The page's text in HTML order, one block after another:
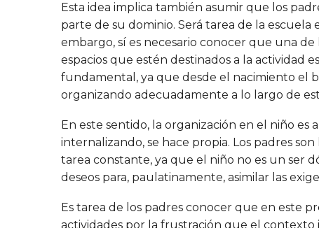
Esta idea implica también asumir que los
parte de su dominio. Será tarea de la escuela
embargo, sí es necesario conocer que una
espacios que estén destinados a la actividad
fundamental, ya que desde el nacimiento el
organizando adecuadamente a lo largo de
En este sentido, la organización en el niño
internalizando, se hace propia. Los padres
tarea constante, ya que el niño no es un ser
deseos para, paulatinamente, asimilar las
Es tarea de los padres conocer que en este
actividades por la frustración que el